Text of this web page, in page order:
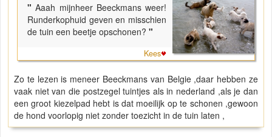
"Aaah mijnheer Beeckmans weer!
Runderkophuid geven en misschien
de tuin een beetje opschonen? "
Kees
Zo te lezen is meneer Beeckmans van Belgie ,daar hebben ze
vaak niet van die postzegel tuintjes als in nederland ,als je dan
een groot kiezelpad hebt is dat moeilijk op te schonen ,gewoon
de hond voorlopig niet zonder toezicht in de tuin laten ,